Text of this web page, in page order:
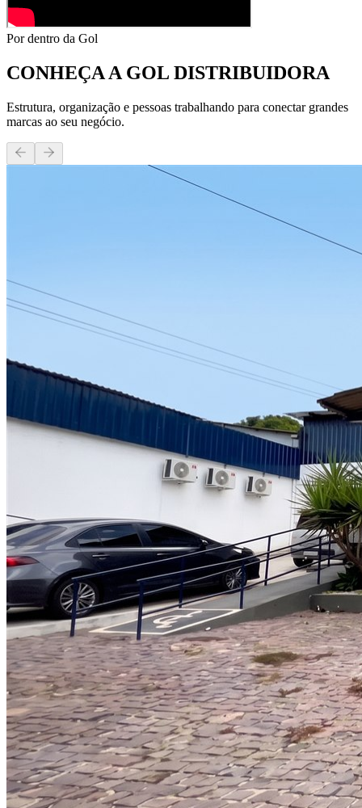
Por dentro da Gol
CONHEÇA AGOL DISTRIBUIDORA
Estrutura, organização e pessoas trabalhando para conectar grandes
marcas ao seu negócio.